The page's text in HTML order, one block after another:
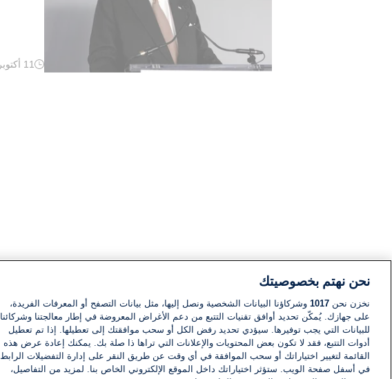
وقت
11 أكتوبر 2020
نحن نهتم بخصوصيتك
نخزن نحن 1017 وشركاؤنا البيانات الشخصية ونصل إليها، مثل بيانات التصفح أو المعرفات الفريدة،
على جهازك. يُمكّن تحديد أوافق تقنيات التتبع من دعم الأغراض المعروضة في إطار معالجتنا وشركائنا
للبيانات التي يجب توفيرها. سيؤدي تحديد رفض الكل أو سحب موافقتك إلى تعطيلها. إذا تم تعطيل
أدوات التتبع، فقد لا تكون بعض المحتويات والإعلانات التي تراها ذا صلة بك. يمكنك إعادة عرض هذه
القائمة لتغيير اختياراتك أو سحب الموافقة في أي وقت عن طريق النقر على إدارة التفضيلات الرابط
في أسفل صفحة الويب. ستؤثر اختياراتك داخل الموقع الإلكتروني الخاص بنا. لمزيد من التفاصيل،